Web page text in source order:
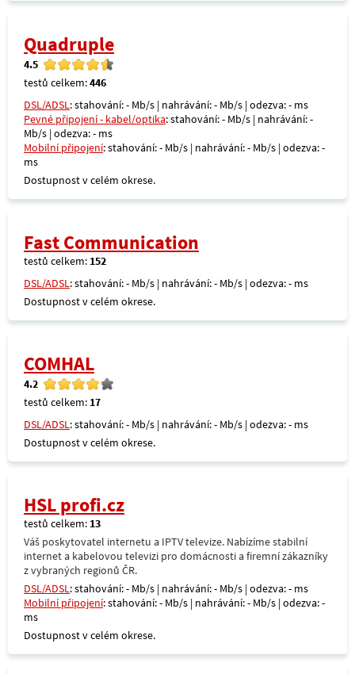
Quadruple
4.5
testů celkem:446
DSL/ADSL: stahování: - Mb/s | nahrávání: - Mb/s | odezva: - ms
Pevné připojení - kabel/optika: stahování: - Mb/s | nahrávání: -
Mb/s | odezva: - ms
Mobilní připojení: stahování: - Mb/s | nahrávání: - Mb/s | odezva: -
ms
Dostupnost v celém okrese.
Fast Communication
testů celkem: 152
DSL/ADSL: stahování: - Mb/s | nahrávání: - Mb/s | odezva: - ms
Dostupnost v celém okrese.
COMHAL
4.2
testů celkem: 17
DSL/ADSL: stahování: - Mb/s | nahrávání: - Mb/s | odezva: - ms
Dostupnost v celém okrese.
HSL profi.cz
testů celkem: 13
Váš poskytovatel internetu a IPTV televize. Nabízíme stabilní
internet a kabelovou televizi pro domácnosti a firemní zákazníky
z vybraných regionů ČR.
DSL/ADSL: stahování: - Mb/s | nahrávání: - Mb/s | odezva: - ms
Mobilní připojení: stahování: - Mb/s | nahrávání: - Mb/s | odezva: -
ms
Dostupnost v celém okrese.